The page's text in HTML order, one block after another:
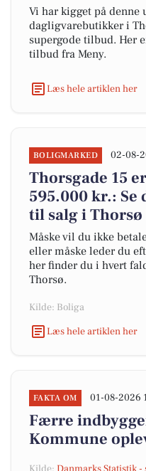
Vi har kigget på denne
dagligvarebutikker i
supergode tilbud. Her
tilbud fra Meny.
Læs hele artiklen her
BOLIGMARKED 02-08-
Thorsgade 15
595.000 kr.:
til salg i
Måske vil du ikke
eller måske leder du
her finder du i hvert
Thorsø.
Kilde: Boliga
Læs hele artiklen her
FAKTA OM 01-08-2026
Færre
Kommune